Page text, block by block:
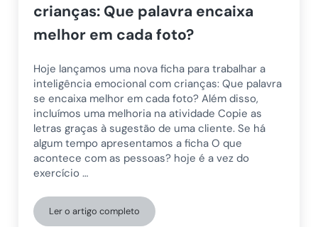
crianças: Que palavra encaixa
melhor em cada foto?
Hoje lançamos uma nova ficha para trabalhar a
inteligência emocional com crianças: Que palavra
se encaixa melhor em cada foto? Além disso,
incluímos uma melhoria na atividade Copie as
letras graças à sugestão de uma cliente. Se há
algum tempo apresentamos a ficha O que
acontece com as pessoas? hoje é a vez do
exercício …
Ler o artigo completoFicha para trabalhar a inteligência emocional com